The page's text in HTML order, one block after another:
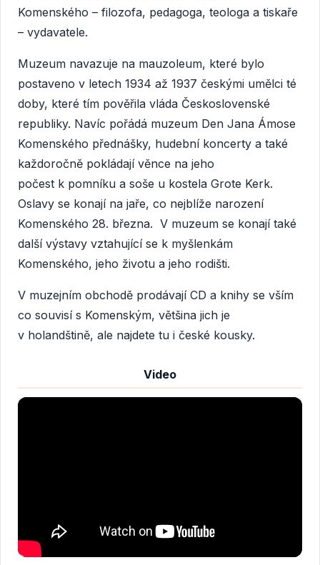
Komenského – filozofa, pedagoga, teologa a tiskaře
– vydavatele.
Muzeum navazuje na mauzoleum, které bylo
postaveno v letech 1934 až 1937 českými umělci té
doby, které tím pověřila vláda Československé
republiky. Navíc pořádá muzeum Den Jana Ámose
Komenského přednášky, hudební koncerty a také
každoročně pokládají věnce na jeho
počest k pomníku a soše u kostela Grote Kerk.
Oslavy se konají na jaře, co nejblíže narození
Komenského 28. března. V muzeum se konají také
další výstavy vztahující se k myšlenkám
Komenského, jeho životu a jeho rodišti.
V muzejním obchodě prodávají CD a knihy se vším
co souvisí s Komenským, většina jich je
v holandštině, ale najdete tu i české kousky.
Video